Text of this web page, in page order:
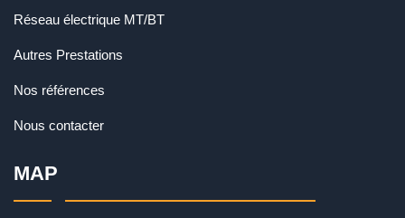
Réseau électrique MT/BT
Autres Prestations
Nos références
Nous contacter
MAP